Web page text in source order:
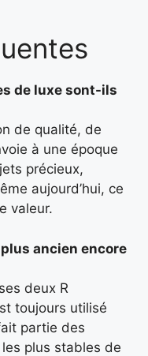
de luxe sont-ils
de qualité, de
à une époque
précieux,
aujourd’hui, ce
valeur.
ancien encore
deux R
toujours utilisé
partie des
plus stables de